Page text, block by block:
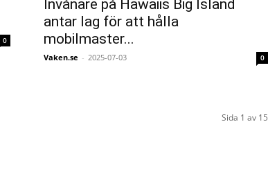
0
Invånare på Hawaiis Big Island
antar lag för att hålla
mobilmaster...
Vaken.se - 2025-07-03 0
Sida 1 av 15